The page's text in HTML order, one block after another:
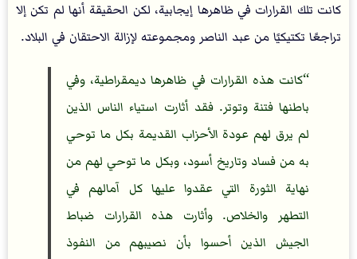
كانت تلك القرارات في ظاهرها إيجابية، لكن الحقيقة أنها لم تكن إلا
تراجعًا تكتيكيًا من عبد الناصر ومجموعته لإزالة الاحتقان في البلاد.
كانت هذه القرارات في ظاهرها ديمقراطية، وفي
باطنها فتنة وتوتر. فقد أثارت استياء الناس الذين
لم يرق لهم عودة الأحزاب القديمة بكل ما توحي
به من فساد وتاريخ أسود، وبكل ما توحي لهم من
نهاية الثورة التي عقدوا عليها كل آمالهم في
التطهر والخلاص. وأثارت هذه القرارات ضباط
الجيش الذين أحسوا بأن نصيبهم من النفوذ